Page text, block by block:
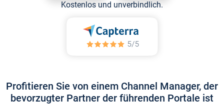
Kostenlos und unverbindlich.
Profitieren Sie von einem Channel Manager, der
bevorzugter Partner der führenden Portale ist